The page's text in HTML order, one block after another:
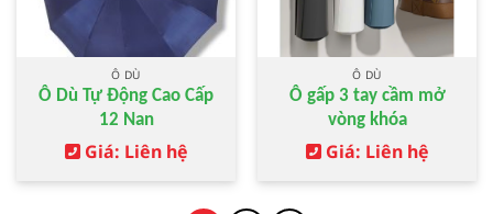
Ô DÙ
Ô Dù Tự Động Cao Cấp
12 Nan
Giá: Liên hệ
Ô DÙ
Ô gấp 3 tay cầm mở
vòng khóa
Giá: Liên hệ